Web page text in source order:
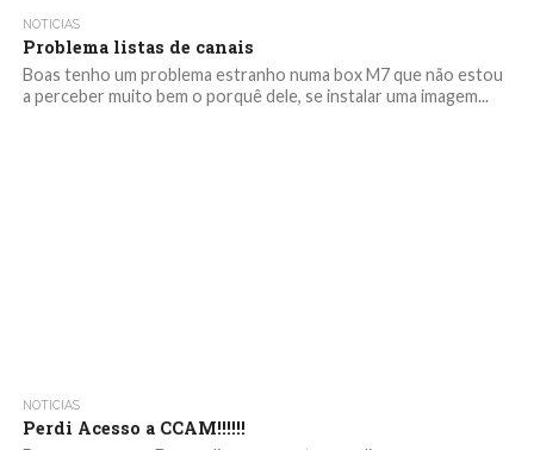
NOTICIAS
Problema listas de canais
Boas tenho um problema estranho numa box M7 que não estou
a perceber muito bem o porquê dele, se instalar uma imagem...
NOTICIAS
Perdi Acesso a CCAM!!!!!!